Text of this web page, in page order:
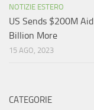
NOTIZIE ESTERO
US Sends $200M
Billion More
15 AGO, 2023
CATEGORIE